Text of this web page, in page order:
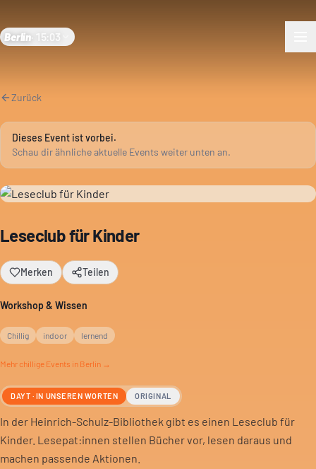
Berlin 15:03
Zurück
Dieses Event ist vorbei.
Schau dir ähnliche aktuelle Events weiter unten an.
Leseclub für Kinder
Merken Teilen
Workshop & Wissen
Chillig indoor lernend
Mehr chillige Events in Berlin →
DAYT · IN UNSEREN WORTEN ORIGINAL
In der Heinrich-Schulz-Bibliothek gibt es einen Leseclub für
Kinder. Lesepat:innen stellen Bücher vor, lesen daraus und
machen passende Aktionen.